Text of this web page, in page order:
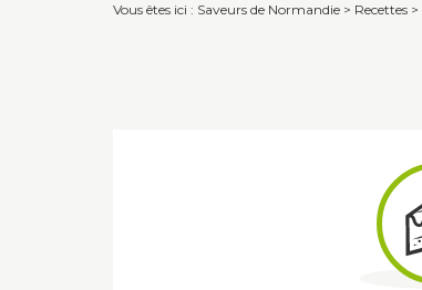
Vous êtes ici : Saveurs de Normandie > Recettes >